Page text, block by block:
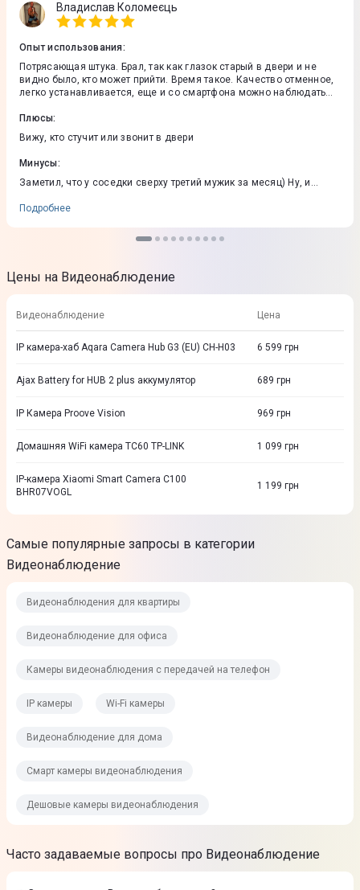
Владислав Коломеєць
Опыт использования:
Потрясающая штука. Брал, так как глазок старый в двери и не
видно было, кто может прийти. Время такое. Качество отменное,
легко устанавливается, еще и со смартфона можно наблюдать
Плюсы:
Вижу, кто стучит или звонит в двери
Минусы:
Заметил, что у соседки сверху третий мужик за месяц) Ну, и
Подробнее
Цены на Видеонаблюдение
Видеонаблюдение Цена
IP камера-хаб Aqara Camera Hub G3 (EU) CH-H03 6 599 грн
Ajax Battery for HUB 2 plus аккумулятор 689 грн
IP Камера Proove Vision 969 грн
Домашняя WiFi камера TC60 TP-LINK 1 099 грн
IP-камера Xiaomi Smart Camera C100
BHR07VOGL
1 199 грн
Самые популярные запросы в категории
Видеонаблюдение
Видеонаблюдения для квартиры
Видеонаблюдение для офиса
Камеры видеонаблюдения с передачей на телефон
IP камеры Wi-Fi камеры
Видеонаблюдение для дома
Смарт камеры видеонаблюдения
Дешовые камеры видеонаблюдения
Часто задаваемые вопросы про Видеонаблюдение